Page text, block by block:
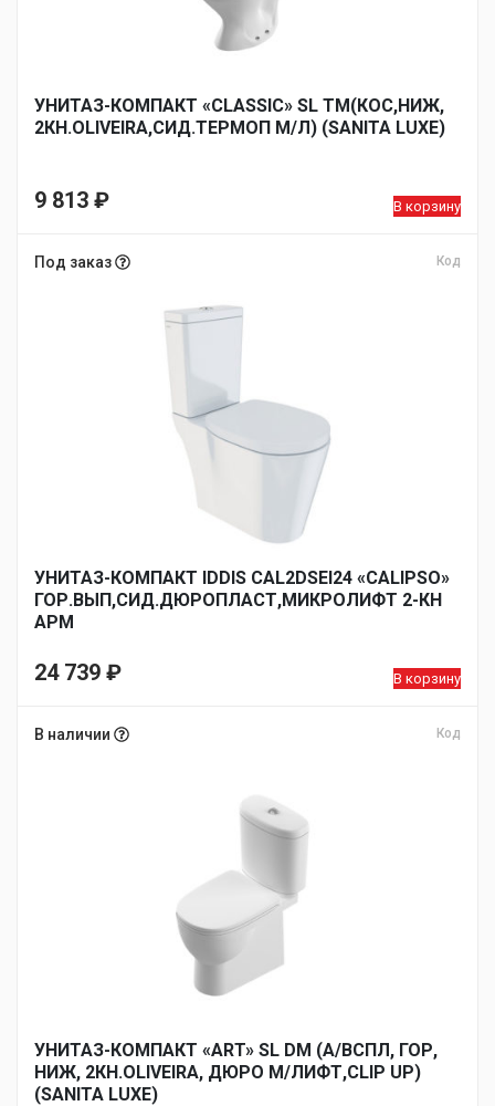
УНИТАЗ-КОМПАКТ «CLASSIC» SL TM(КОС,НИЖ,
2КН.OLIVEIRA,СИД.ТЕРМОП М/Л) (SANITA LUXE)
9 813 ₽ В корзину
Под заказ Код
УНИТАЗ-КОМПАКТ IDDIS CAL2DSEI24 «CALIPSO»
ГОР.ВЫП,СИД.ДЮРОПЛАСТ,МИКРОЛИФТ 2-КН
АРМ
24 739 ₽ В корзину
В наличии Код
УНИТАЗ-КОМПАКТ «ART» SL DM (А/ВСПЛ, ГОР,
НИЖ, 2КН.OLIVEIRA, ДЮРО М/ЛИФТ,CLIP UP)
(SANITA LUXE)